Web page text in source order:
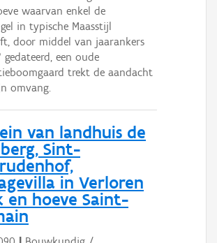
waarvan enkel de
in typische Maasstijl
door middel van jaarankers
gedateerd, een oude
trekt de aandacht
omvang.
van landhuis de
Sint-
in Verloren
en hoeve Saint-